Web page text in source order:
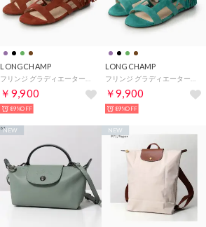
LONGCHAMP
￥9,900
89%OFF
LONGCHAMP
￥9,900
89%OFF
NEW NEW